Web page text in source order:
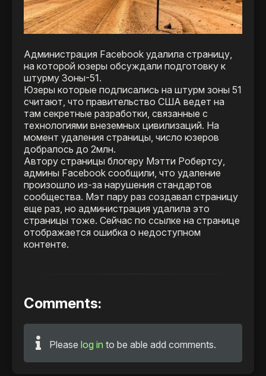
Администрация Facebook удалила страницу,
на которой юзеры обсуждали подготовку к
штурму Зоны-51.
Юзеры которые подписались на штурм зоны 51
считают, что правительство США ведет на
там секретные разработки, связанные с
технологиями внеземных цивилизаций. На
момент удаления страницы, число юзеров
добралось до 2млн.
Автору страницы блогеру Мэтти Робертсу,
админы Facebook сообщили, что удаление
произошло из-за нарушения стандартов
сообщества. Мэт пару раз создавал страницу
еще раз, но администрация удалила это
страницы тоже. Сейчас по ссылке на странице
отображается ошибка о недоступном
контенте.
Comments:
Please log in to be able add comments.